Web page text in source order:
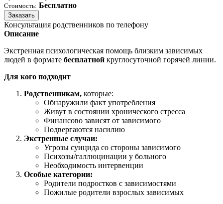
Стоимость: Бесплатно
Заказать
Консультация родственников по телефону
Описание
Экстренная психологическая помощь близким зависимых
людей в формате бесплатной круглосуточной горячей линии.
Для кого подходит
Родственникам, которые:
Обнаружили факт употребления
Живут в состоянии хронического стресса
Финансово зависят от зависимого
Подвергаются насилию
Экстренные случаи:
Угрозы суицида со стороны зависимого
Психозы/галлюцинации у больного
Необходимость интервенции
Особые категории:
Родители подростков с зависимостями
Пожилые родители взрослых зависимых